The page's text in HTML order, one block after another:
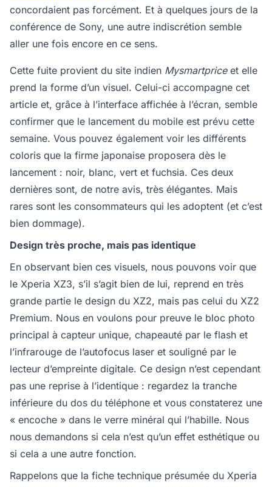
concordaient pas forcément. Et à quelques jours de la
conférence de Sony, une autre indiscrétion semble
aller une fois encore en ce sens.
Cette fuite provient du site indien Mysmartpriceet elle
prend la forme d’un visuel. Celui-ci accompagne cet
article et, grâce à l’interface affichée à l’écran, semble
confirmer que le lancement du mobile est prévu cette
semaine. Vous pouvez également voir les différents
coloris que la firme japonaise proposera dès le
lancement : noir, blanc, vert et fuchsia. Ces deux
dernières sont, de notre avis, très élégantes. Mais
rares sont les consommateurs qui les adoptent (et c’est
bien dommage).
Design très proche, mais pas identique
En observant bien ces visuels, nous pouvons voir que
le Xperia XZ3, s’il s’agit bien de lui, reprend en très
grande partie le design du XZ2, mais pas celui du XZ2
Premium. Nous en voulons pour preuve le bloc photo
principal à capteur unique, chapeauté par le flash et
l’infrarouge de l’autofocus laser et souligné par le
lecteur d’empreinte digitale. Ce design n’est cependant
pas une reprise à l’identique : regardez la tranche
inférieure du dos du téléphone et vous constaterez une
« encoche » dans le verre minéral qui l’habille. Nous
nous demandons si cela n’est qu’un effet esthétique ou
si cela a une autre fonction.
Rappelons que la fiche technique présumée du Xperia